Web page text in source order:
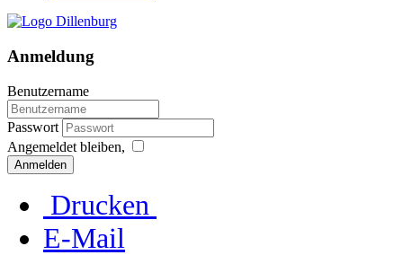
Anmeldung
Benutzername
Passwort
Angemeldet bleiben,
Anmelden
Drucken
E-Mail